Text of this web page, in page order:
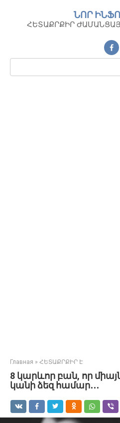
контенту
ՆՈՐ ԻՆՖՈ
ՀԵՏԱՔՐՔԻՐ
Поиск:
Главная » ՀԵՏԱՔՐՔԻՐ Է
8 կարևոր բան, որ
կանի ձեզ համար․․․